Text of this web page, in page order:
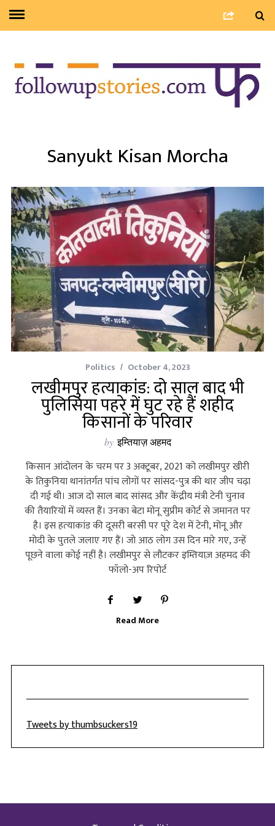
Sanyukt Kisan Morcha
Politics October 4, 2023
लखीमपुर हत्याकांड: दो साल बाद भी
पुलिसिया पहरे में घुट रहे हैं शहीद
किसानों के परिवार
by इम्तियाज़ अहमद
किसान आंदोलन के चरम पर 3 अक्‍टूबर, 2021 को लखीमपुर खीरी
के तिकुनिया थानांतर्गत पांच लोगों पर सांसद-पुत्र की थार जीप चढ़ा
दी गई थी। आज दो साल बाद सांसद और केंद्रीय मंत्री टेनी चुनाव
की तैयारियों में व्‍यस्‍त हैं। उनका बेटा मोनू सुप्रीम कोर्ट से जमानत पर
है। इस हत्‍याकांड की दूसरी बरसी पर पूरे देश में टेनी, मोनू और
मोदी के पुतले जलाए गए हैं। जो आठ लोग उस दिन मारे गए, उन्‍हें
पूछने वाला कोई नहीं है। लखीमपुर से लौटकर इम्तियाज़ अहमद की
फॉलो-अप रिपोर्ट
Read More
Tweets by thumbsuckers19